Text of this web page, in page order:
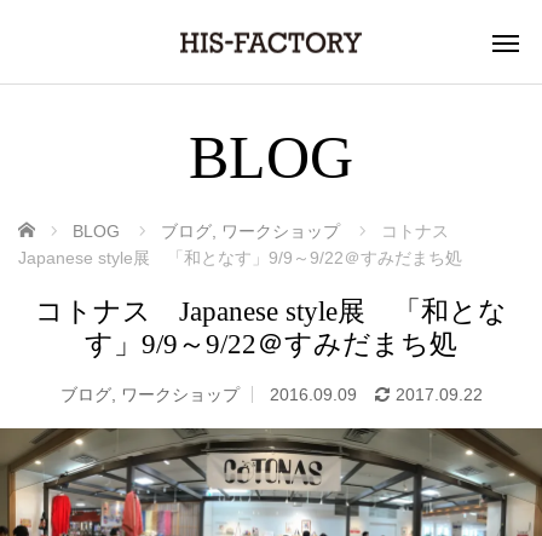
BLOG
ホーム BLOG ブログ ワークショップ
コトナス
Japanese style展 「和となす」9/9～9/22＠すみだまち処
コトナス Japanese style展 「和とな
す」9/9～9/22＠すみだまち処
ブログ, ワークショップ 2016.09.09 2017.09.22